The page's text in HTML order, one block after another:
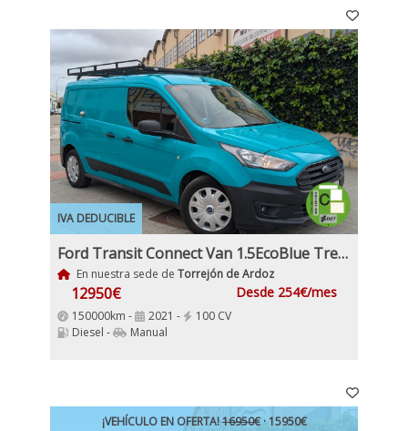
IVA DEDUCIBLE
Ford Transit Connect Van 1.5EcoBlue Trend 210 S&S Trend L2, 6 Vel Etiqueta C IVA y garantía Incl
En nuestra sede de Torrejón de Ardoz
12950€ Desde 254€/mes
150000km - 2021 -
100 CV
Diesel -
Manual
¡VEHÍCULO EN OFERTA!16950€· 15950€